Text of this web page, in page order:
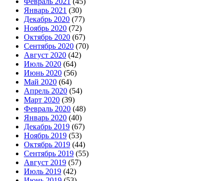
Январь 2021 (30)
Декабрь 2020 (77)
Ноябрь 2020 (72)
Октябрь 2020 (67)
Сентябрь 2020 (70)
Август 2020 (42)
Июль 2020 (64)
Июнь 2020 (56)
Май 2020 (64)
Апрель 2020 (54)
Март 2020 (39)
Февраль 2020 (48)
Январь 2020 (40)
Декабрь 2019 (67)
Ноябрь 2019 (53)
Октябрь 2019 (44)
Сентябрь 2019 (55)
Август 2019 (57)
Июль 2019 (42)